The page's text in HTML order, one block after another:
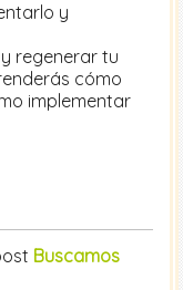
y
regenerar tu
cómo
implementar
Buscamos